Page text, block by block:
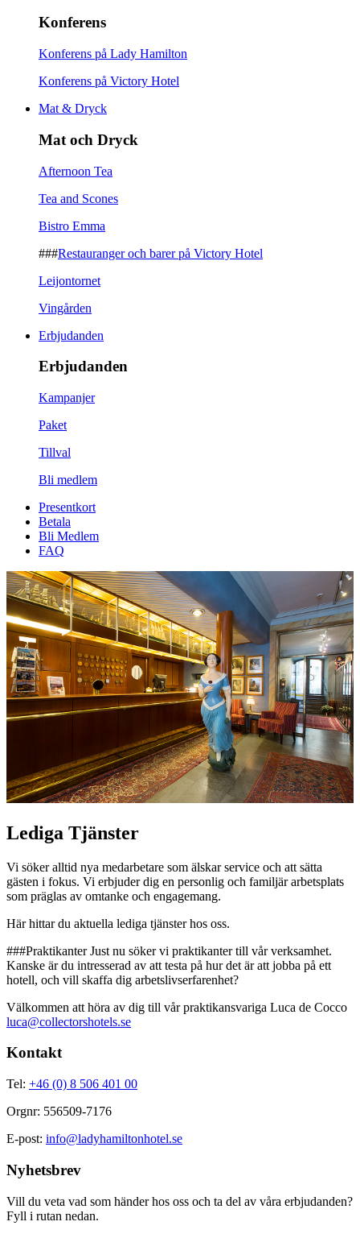
Konferens
Konferens på Lady Hamilton
Konferens på Victory Hotel
Mat & Dryck
Mat och Dryck
Afternoon Tea
Tea and Scones
Bistro Emma
###Restauranger och barer på Victory Hotel
Leijontornet
Vingården
Erbjudanden
Erbjudanden
Kampanjer
Paket
Tillval
Bli medlem
Presentkort
Betala
Bli Medlem
FAQ
Lediga Tjänster
Vi söker alltid nya medarbetare som älskar service och att sätta
gästen i fokus. Vi erbjuder dig en personlig och familjär arbetsplats
som präglas av omtanke och engagemang.
Här hittar du aktuella lediga tjänster hos oss.
###Praktikanter Just nu söker vi praktikanter till vår verksamhet.
Kanske är du intresserad av att testa på hur det är att jobba på ett
hotell, och vill skaffa dig arbetslivserfarenhet?
Välkommen att höra av dig till vår praktikansvariga Luca de Cocco
luca@collectorshotels.se
Kontakt
Tel: +46 (0) 8 506 401 00
Orgnr: 556509-7176
E-post: info@ladyhamiltonhotel.se
Nyhetsbrev
Vill du veta vad som händer hos oss och ta del av våra erbjudanden?
Fyll i rutan nedan.